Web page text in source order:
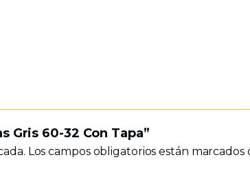
Gris 60-32 Con Tapa”
Los campos obligatorios están marcados